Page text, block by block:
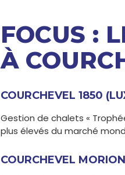
FOCUS :
À
COURCHEVEL 1850
Gestion de chalets «
plus élevés du marché
COURCHEVEL